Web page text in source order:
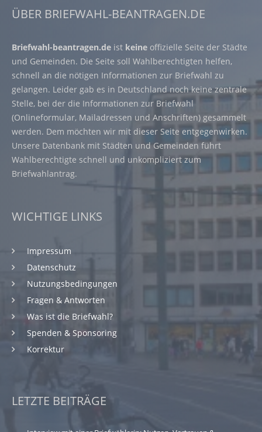
ÜBER BRIEFWAHL-BEANTRAGEN.DE
Briefwahl-beantragen.de ist keine offizielle Seite der Städte
und Gemeinden. Die Seite soll Wahlberechtigten helfen,
schnell an die nötigen Informationen zur Briefwahl zu
gelangen. Leider gab es in Deutschland noch keine zentrale
Stelle, bei der die Informationen zur Briefwahl
(Onlineformular, Mailadressen und Anschriften) gesammelt
werden. Dem möchten wir mit dieser Seite entgegenwirken.
Unsere Datenbank mit Städten und Gemeinden führt
Wahlberechtigte schnell und unkompliziert zum
Briefwahlantrag.
WICHTIGE LINKS
Impressum
Datenschutz
Nutzungsbedingungen
Fragen & Antworten
Was ist die Briefwahl?
Spenden & Sponsoring
Korrektur
LETZTE BEITRÄGE